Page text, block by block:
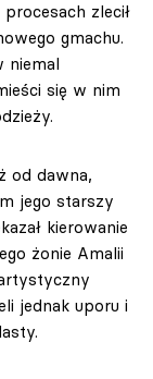
zlecił
gmachu.
niemal
się w nim
od dawna,
jego starszy
kierowanie
żonie Amalii
jednak uporu i